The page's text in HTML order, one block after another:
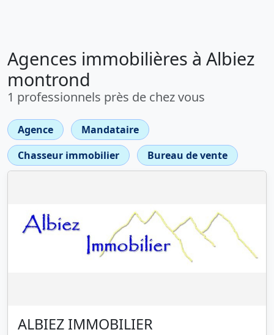
Agences immobilières à Albiez
montrond
1 professionnels près de chez vous
Agence
Mandataire
Chasseur immobilier
Bureau de vente
ALBIEZ IMMOBILIER